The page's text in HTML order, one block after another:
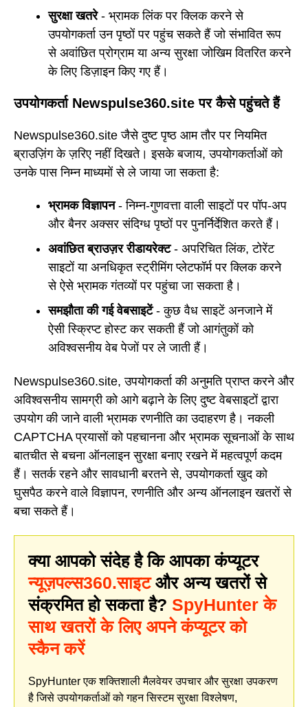
सुरक्षा खतरे- भ्रामक लिंक पर क्लिक करने से
उपयोगकर्ता उन पृष्ठों पर पहुंच सकते हैं जो संभावित रूप
से अवांछित प्रोग्राम या अन्य सुरक्षा जोखिम वितरित करने
के लिए डिज़ाइन किए गए हैं।
उपयोगकर्ता Newspulse360.site पर कैसे पहुंचते हैं
Newspulse360.site जैसे दुष्ट पृष्ठ आम तौर पर नियमित
ब्राउज़िंग के ज़रिए नहीं दिखते। इसके बजाय, उपयोगकर्ताओं को
उनके पास निम्न माध्यमों से ले जाया जा सकता है:
भ्रामक विज्ञापन- निम्न-गुणवत्ता वाली साइटों पर पॉप-अप
और बैनर अक्सर संदिग्ध पृष्ठों पर पुनर्निर्देशित करते हैं।
अवांछित ब्राउज़र रीडायरेक्ट- अपरिचित लिंक, टोरेंट
साइटों या अनधिकृत स्ट्रीमिंग प्लेटफॉर्म पर क्लिक करने
से ऐसे भ्रामक गंतव्यों पर पहुंचा जा सकता है।
समझौता की गई वेबसाइटें- कुछ वैध साइटें अनजाने में
ऐसी स्क्रिप्ट होस्ट कर सकती हैं जो आगंतुकों को
अविश्वसनीय वेब पेजों पर ले जाती हैं।
Newspulse360.site, उपयोगकर्ता की अनुमति प्राप्त करने और
अविश्वसनीय सामग्री को आगे बढ़ाने के लिए दुष्ट वेबसाइटों द्वारा
उपयोग की जाने वाली भ्रामक रणनीति का उदाहरण है। नकली
CAPTCHA प्रयासों को पहचानना और भ्रामक सूचनाओं के साथ
बातचीत से बचना ऑनलाइन सुरक्षा बनाए रखने में महत्वपूर्ण कदम
हैं। सतर्क रहने और सावधानी बरतने से, उपयोगकर्ता खुद को
घुसपैठ करने वाले विज्ञापन, रणनीति और अन्य ऑनलाइन खतरों से
बचा सकते हैं।
क्या आपको संदेह है कि आपका कंप्यूटर
न्यूज़पल्स360.साइटऔर अन्य खतरों से
संक्रमित हो सकता है? SpyHunter के
साथ खतरों के लिए अपने कंप्यूटर को
स्कैन करें
SpyHunter एक शक्तिशाली मैलवेयर उपचार और सुरक्षा उपकरण
है जिसे उपयोगकर्ताओं को गहन सिस्टम सुरक्षा विश्लेषण,